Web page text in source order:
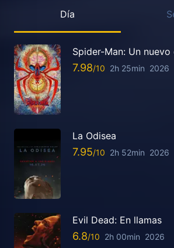
Día
Spider-Man: Un nuevo
7.98 2h 25min 2026
La Odisea
7.95 2h 52min 2026
Evil Dead: En llamas
6.8 2h 00min 2026